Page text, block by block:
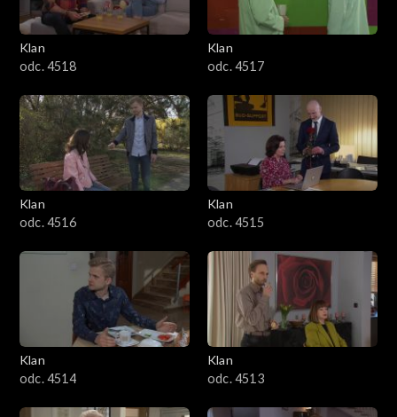
Klan
odc. 4518
Klan
odc. 4517
Klan
odc. 4516
Klan
odc. 4515
Klan
odc. 4514
Klan
odc. 4513